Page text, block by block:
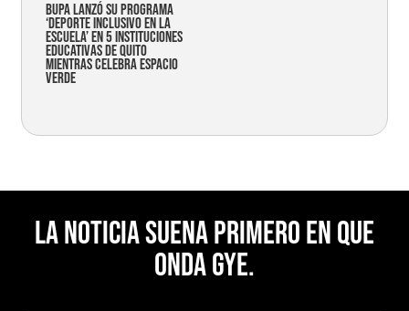
Bupa lanzó su programa
‘Deporte Inclusivo en la
Escuela’ en 5 instituciones
educativas de Quito
mientras celebra espacio
verde
La noticia suena primero en Que
Onda Gye.